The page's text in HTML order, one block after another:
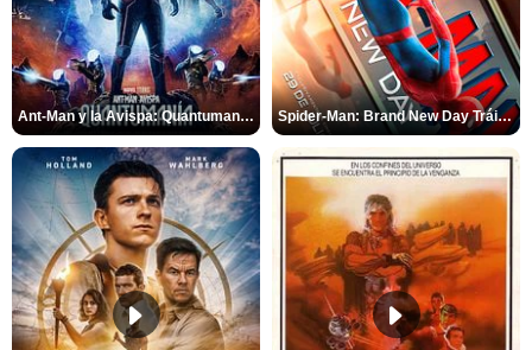
Ant-Man y la Avispa: Quantumanía Tráiler (2) Spider-Man: Brand New Day Tráiler (3)